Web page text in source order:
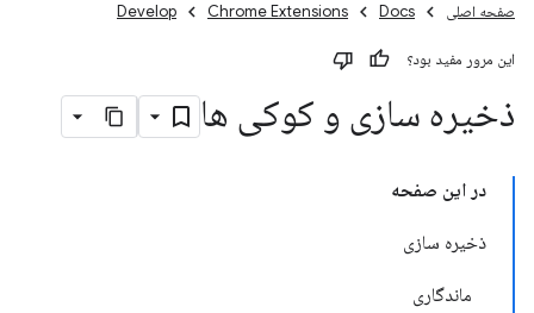
صفحه اصلی Docs
Chrome Extensions
Develop
این مرور مفید بود؟
ذخیره سازی و کوکی ها
در این صفحه
ذخیره سازی
ماندگاری